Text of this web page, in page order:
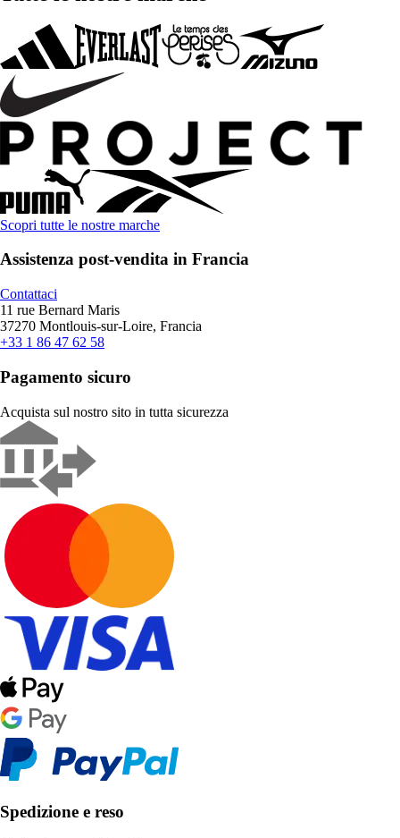
Scopri tutte le nostre marche
Assistenza post-vendita in Francia
Contattaci
11 rue Bernard Maris
37270 Montlouis-sur-Loire, Francia
+33 1 86 47 62 58
Pagamento sicuro
Acquista sul nostro sito in tutta sicurezza
Spedizione e reso